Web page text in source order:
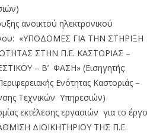
ανοικτού ηλεκτρονικού
«ΥΠΟΔΟΜΕΣ ΓΙΑ ΤΗΝ ΣΤΗΡΙΞΗ
ΣΤΗΝ Π.Ε. ΚΑΣΤΟΡΙΑΣ –
– Β’ ΦΑΣΗ» (Εισηγητής:
Ενότητας Καστοριάς –
Τεχνικών Υπηρεσιών)
εκτέλεσης εργασιών για το έργο
ΔΙΟΙΚΗΤΗΡΙΟΥ ΤΗΣ Π.Ε.